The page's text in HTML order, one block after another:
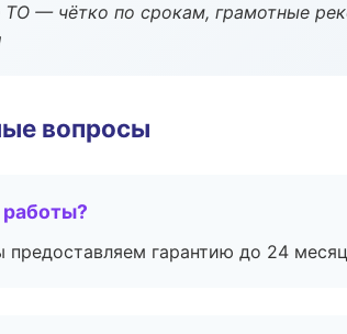
ТО — чётко по срокам, грамотные
вопросы
работы?
гарантию до 24